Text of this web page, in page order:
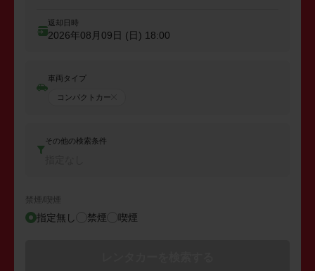
返却日時
2026年08月09日 (日) 18:00
車両タイプ
コンパクトカー
その他の検索条件
禁煙/喫煙
指定無し 禁煙 喫煙